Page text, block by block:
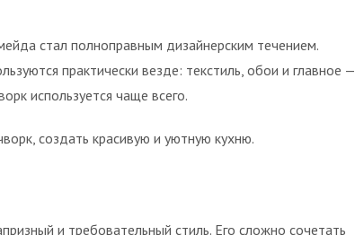
стал полноправным дизайнерским течением.
практически везде: текстиль, обои и главное —
используется чаще всего.
создать красивую и уютную кухню.
и требовательный стиль. Его сложно сочетать